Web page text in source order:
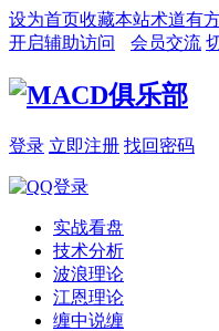
设为首页收藏本站术道有
开启辅助访问
会员交流
登录 立即注册 找回密码
实战看盘
技术分析
波浪理论
江恩理论
缠中说缠